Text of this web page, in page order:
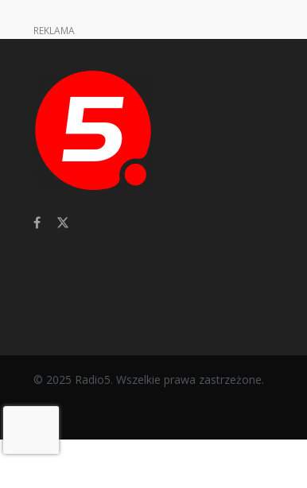
REKLAMA
© 2025 Radio5. Wszelkie prawa zastrzeżone.